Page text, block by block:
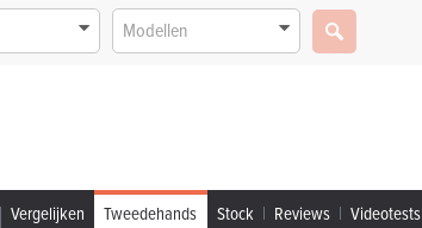
Modellen
Vergelijken Tweedehands Stock Reviews Videotests